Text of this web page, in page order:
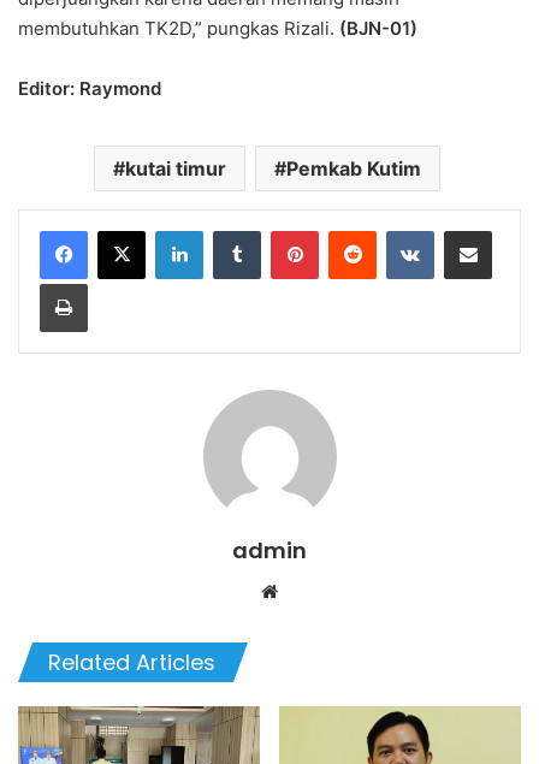
membutuhkan TK2D,” pungkas Rizali. (BJN-01)
Editor: Raymond
kutai timur Pemkab Kutim
admin
Related Articles